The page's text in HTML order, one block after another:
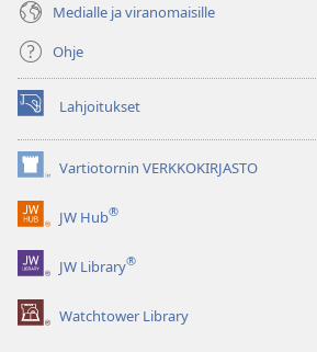
Medialle ja viranomaisille
Ohje
Lahjoitukset
(avaa
uuden
ikkunan)Vartiotornin VERKKOKIRJASTO
(avaa
uuden
ikkunan)JW Hub®
(avaa
uuden
ikkunan)JW Library®
Watchtower Library